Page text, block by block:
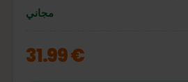
مجاني
€ 31.99